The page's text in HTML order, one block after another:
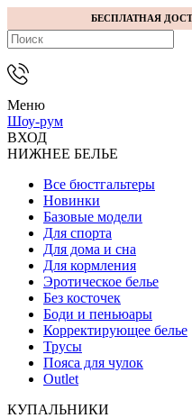
БЕСПЛАТНАЯ
Меню
Шоу-рум
ВХОД
НИЖНЕЕ БЕЛЬЕ
Все бюстгальтеры
Новинки
Базовые модели
Для спорта
Для дома и сна
Для кормления
Эротическое белье
Без косточек
Боди и пеньюары
Корректирующее белье
Трусы
Пояса для чулок
Outlet
КУПАЛЬНИКИ